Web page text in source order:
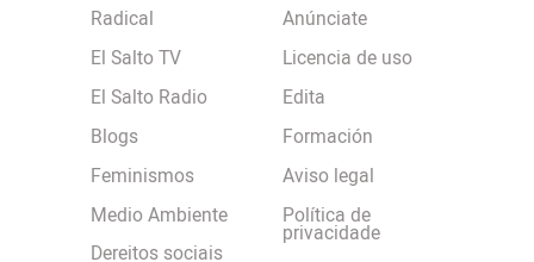
Radical
El Salto TV
El Salto Radio
Blogs
Feminismos
Medio Ambiente
Dereitos sociais
Anúnciate
Licencia de uso
Edita
Formación
Aviso legal
Política de
privacidade